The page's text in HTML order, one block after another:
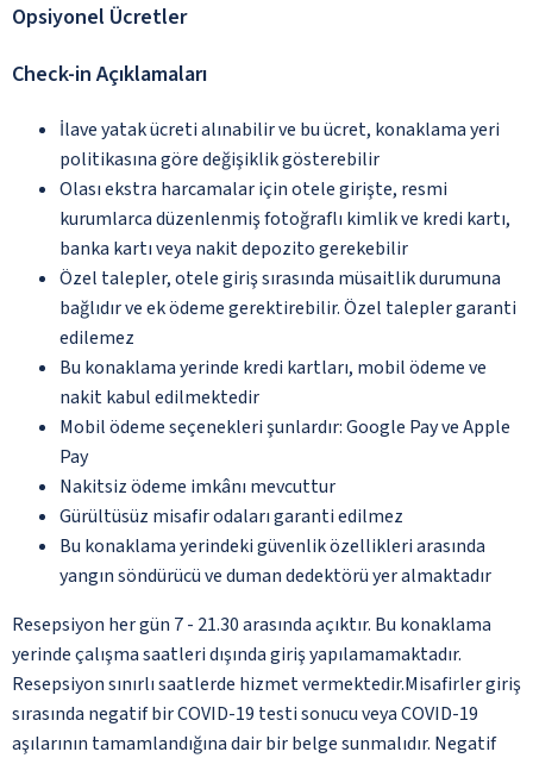
Opsiyonel Ücretler
Check-in Açıklamaları
İlave yatak ücreti alınabilir ve bu ücret, konaklama yeri
politikasına göre değişiklik gösterebilir
Olası ekstra harcamalar için otele girişte, resmi
kurumlarca düzenlenmiş fotoğraflı kimlik ve kredi kartı,
banka kartı veya nakit depozito gerekebilir
Özel talepler, otele giriş sırasında müsaitlik durumuna
bağlıdır ve ek ödeme gerektirebilir. Özel talepler garanti
edilemez
Bu konaklama yerinde kredi kartları, mobil ödeme ve
nakit kabul edilmektedir
Mobil ödeme seçenekleri şunlardır: Google Pay ve Apple
Pay
Nakitsiz ödeme imkânı mevcuttur
Gürültüsüz misafir odaları garanti edilmez
Bu konaklama yerindeki güvenlik özellikleri arasında
yangın söndürücü ve duman dedektörü yer almaktadır
Resepsiyon her gün 7 - 21.30 arasında açıktır. Bu konaklama
yerinde çalışma saatleri dışında giriş yapılamamaktadır.
Resepsiyon sınırlı saatlerde hizmet vermektedir.Misafirler giriş
sırasında negatif bir COVID-19 testi sonucu veya COVID-19
aşılarının tamamlandığına dair bir belge sunmalıdır. Negatif